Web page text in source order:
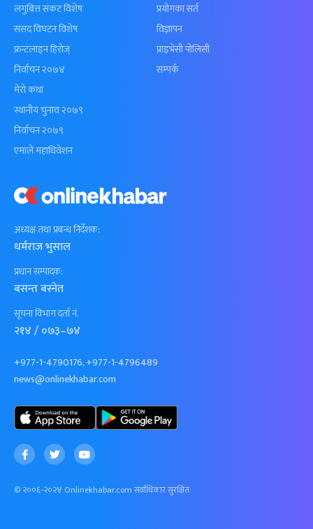
अध्यक्ष तथा प्रबन्ध निर्देशक:
धर्मराज भुसाल
प्रधान सम्पादक:
बसन्त बस्नेत
सूचना विभाग दर्ता नं.
२१४ / ०७३–७४
+977-1-4790176, +977-1-4796489
news@onlinekhabar.com
© २००६-२०२४ Onlinekhabar.com सर्वाधिकार सुरक्षित
लगुबित्त संकट विशेष
संसद विघटन विशेष
फ्रन्टलाइन हिरोज्
निर्वाचन २०७४
मेरो कथा
स्थानीय चुनाव २०७९
निर्वाचन २०७९
एमाले महाधिवेशन
प्रयोगका सर्त
विज्ञापन
प्राइभेसी पोलिसी
सम्पर्क